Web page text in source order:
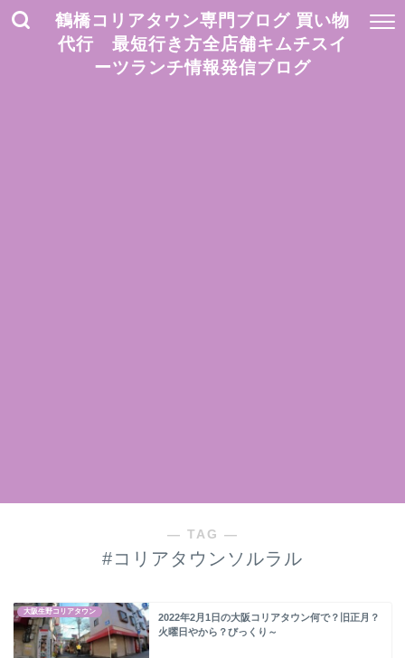
鶴橋コリアタウン専門ブログ 買い物
代行 最短行き方全店舗キムチスイ
ーツランチ情報発信ブログ
― TAG ―
#コリアタウンソルラル
大阪生野コリアタウン
2022年2月1日の大阪コリアタウン何で？旧正月？
火曜日やから？びっくり～